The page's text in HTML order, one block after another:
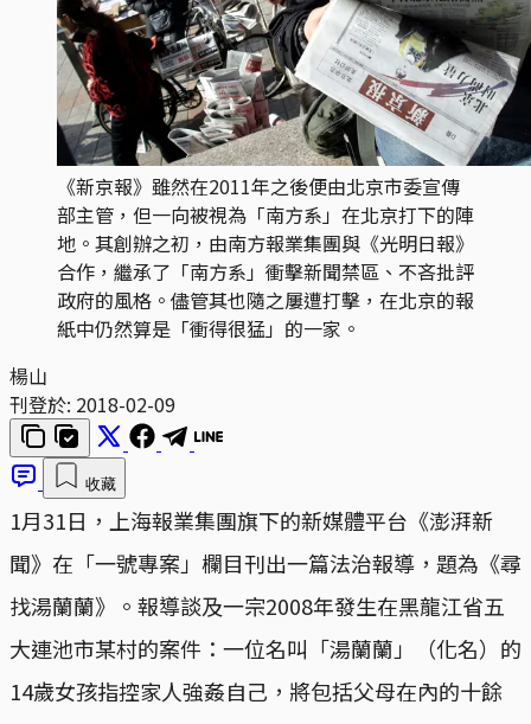
《新京報》雖然在2011年之後便由北京市委宣傳
部主管，但一向被視為「南方系」在北京打下的陣
地。其創辦之初，由南方報業集團與《光明日報》
合作，繼承了「南方系」衝擊新聞禁區、不吝批評
政府的風格。儘管其也隨之屢遭打擊，在北京的報
紙中仍然算是「衝得很猛」的一家。
楊山
刊登於: 2018-02-09
收藏
1月31日，上海報業集團旗下的新媒體平台《澎湃新
聞》在「一號專案」欄目刊出一篇法治報導，題為《尋
找湯蘭蘭》。報導談及一宗2008年發生在黑龍江省五
大連池市某村的案件：一位名叫「湯蘭蘭」（化名）的
14歲女孩指控家人強姦自己，將包括父母在內的十餘